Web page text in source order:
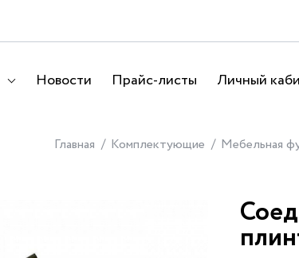
Новости Прайс-листы Личный
Главная Комплектующие Мебельная